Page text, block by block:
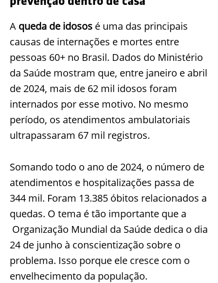
A queda de idosos é uma das principais
causas de internações e mortes entre
pessoas 60+ no Brasil. Dados do Ministério
da Saúde mostram que, entre janeiro e abril
de 2024, mais de 62 mil idosos foram
internados por esse motivo. No mesmo
período, os atendimentos ambulatoriais
ultrapassaram 67 mil registros.
Somando todo o ano de 2024, o número de
atendimentos e hospitalizações passa de
344 mil. Foram 13.385 óbitos relacionados a
quedas. O tema é tão importante que a
Organização Mundial da Saúde dedica o dia
24 de junho à conscientização sobre o
problema. Isso porque ele cresce com o
envelhecimento da população.